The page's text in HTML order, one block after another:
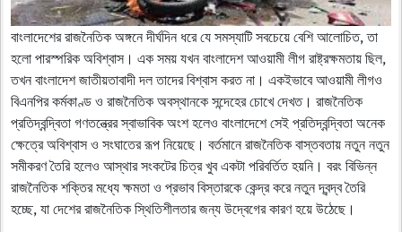
বাংলাদেশের রাজনৈতিক অঙ্গনে দীর্ঘদিন ধরে যে সমস্যাটি সবচেয়ে বেশি আলোচিত, তা
হলো পারস্পরিক অবিশ্বাস। এক সময় যখনবাংলাদেশ আওয়ামী লীগরাষ্ট্রক্ষমতায় ছিল,
তখনবাংলাদেশ জাতীয়তাবাদী দলতাদের বিশ্বাস করত না। একইভাবে আওয়ামী লীগও
বিএনপির কর্মকাণ্ড ও রাজনৈতিক অবস্থানকে সন্দেহের চোখে দেখত। রাজনৈতিক
প্রতিদ্বন্দ্বিতা গণতন্ত্রের স্বাভাবিক অংশ হলেও বাংলাদেশে সেই প্রতিদ্বন্দ্বিতা অনেক
ক্ষেত্রে অবিশ্বাস ও সংঘাতের রূপ নিয়েছে। বর্তমানে রাজনৈতিক বাস্তবতায় নতুন নতুন
সমীকরণ তৈরি হলেও আস্থার সংকটের চিত্র খুব একটা পরিবর্তিত হয়নি। বরং বিভিন্ন
রাজনৈতিক শক্তির মধ্যে ক্ষমতা ও প্রভাব বিস্তারকে কেন্দ্র করে নতুন দ্বন্দ্ব তৈরি
হচ্ছে, যা দেশের রাজনৈতিক স্থিতিশীলতার জন্য উদ্বেগের কারণ হয়ে উঠেছে।